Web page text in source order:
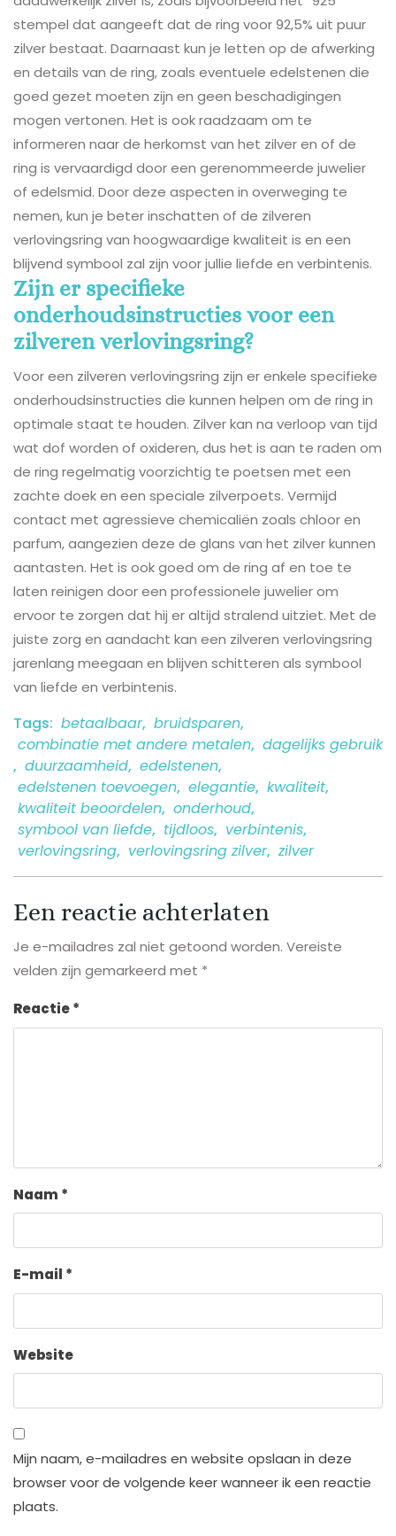
stempel dat aangeeft dat de ring voor 92,5% uit puur
zilver bestaat. Daarnaast kun je letten op de afwerking
en details van de ring, zoals eventuele edelstenen die
goed gezet moeten zijn en geen beschadigingen
mogen vertonen. Het is ook raadzaam om te
informeren naar de herkomst van het zilver en of de
ring is vervaardigd door een gerenommeerde juwelier
of edelsmid. Door deze aspecten in overweging te
nemen, kun je beter inschatten of de zilveren
verlovingsring van hoogwaardige kwaliteit is en een
blijvend symbool zal zijn voor jullie liefde en verbintenis.
Zijn er specifieke
onderhoudsinstructies voor een
zilveren verlovingsring?
Voor een zilveren verlovingsring zijn er enkele specifieke
onderhoudsinstructies die kunnen helpen om de ring in
optimale staat te houden. Zilver kan na verloop van tijd
wat dof worden of oxideren, dus het is aan te raden om
de ring regelmatig voorzichtig te poetsen met een
zachte doek en een speciale zilverpoets. Vermijd
contact met agressieve chemicaliën zoals chloor en
parfum, aangezien deze de glans van het zilver kunnen
aantasten. Het is ook goed om de ring af en toe te
laten reinigen door een professionele juwelier om
ervoor te zorgen dat hij er altijd stralend uitziet. Met de
juiste zorg en aandacht kan een zilveren verlovingsring
jarenlang meegaan en blijven schitteren als symbool
van liefde en verbintenis.
Tags: betaalbaar, bruidsparen,
combinatie met andere metalen, dagelijks gebruik
, duurzaamheid, edelstenen,
edelstenen toevoegen, elegantie, kwaliteit,
kwaliteit beoordelen, onderhoud,
symbool van liefde, tijdloos, verbintenis,
verlovingsring, verlovingsring zilver, zilver
Een reactie achterlaten
Je e-mailadres zal niet getoond worden. Vereiste
velden zijn gemarkeerd met *
Reactie*
Naam *
E-mail *
Website
Mijn naam, e-mailadres en website opslaan in deze
browser voor de volgende keer wanneer ik een reactie
plaats.